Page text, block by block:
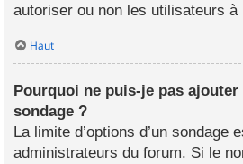
autoriser ou non les utilisateurs
Haut
Pourquoi ne puis-je pas
sondage ?
La limite d’options d’un sondage
administrateurs du forum. Si le